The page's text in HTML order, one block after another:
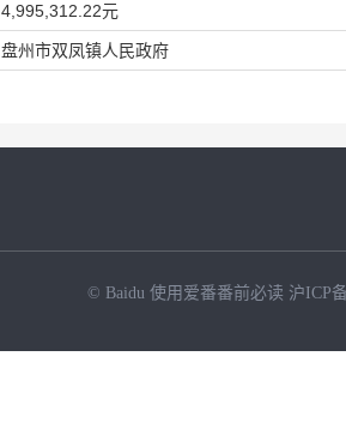
4,995,312.22元
盘州市双凤镇人民政府
© Baidu 使用爱番番前必读 沪ICP